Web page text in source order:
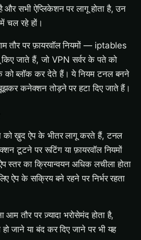
और सभी ऐप्लिकेशन पर लागू होता है, उन
चल रहे हों।
तौर पर फ़ायरवॉल नियमों — iptables
जाते हैं, जो VPN सर्वर के पते को
को ब्लॉक कर देते हैं। ये नियम टनल बनने
कनेक्शन तोड़ने पर हटा दिए जाते हैं।
ख़ुद ऐप के भीतर लागू करते हैं, टनल
टूटने पर रूटिंग या फ़ायरवॉल नियमों
स्तर का क्रियान्वयन अधिक लचीला होता
ऐप के सक्रिय बने रहने पर निर्भर रहता
आम तौर पर ज़्यादा भरोसेमंद होता है,
जाने या बंद कर दिए जाने पर भी यह